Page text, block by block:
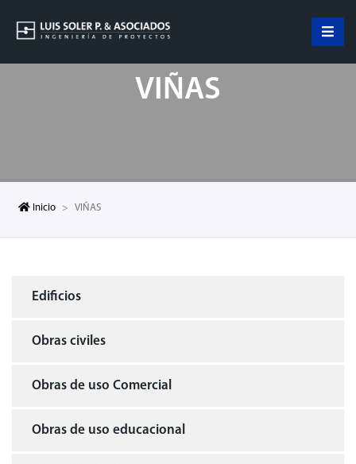
VIÑAS
Inicio VIÑAS
Edificios
Obras civiles
Obras de uso Comercial
Obras de uso educacional